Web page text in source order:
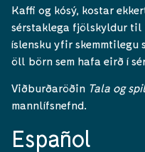
Kaffi og kósý, kostar
sérstaklega fjölskyldur til
íslensku yfir
öll börn sem hafa eirð í
Viðburðaröðin Tala og
mannlífsnefnd.
Español